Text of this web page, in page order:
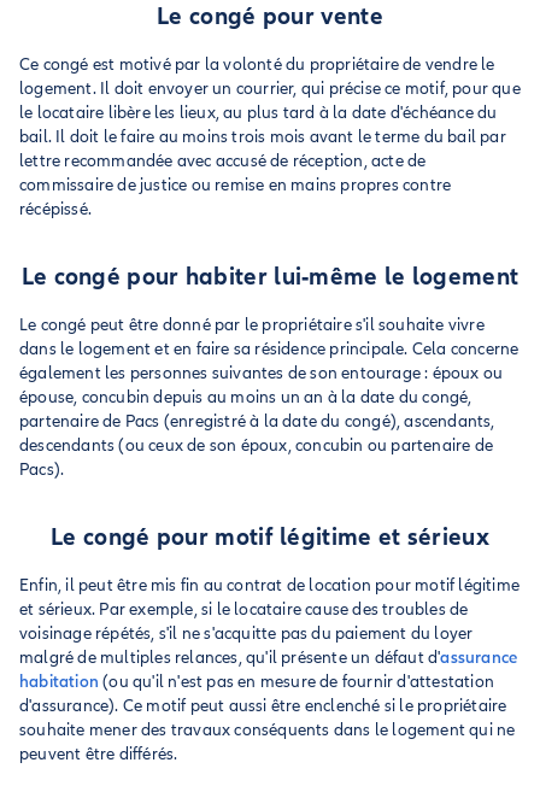
Le congé pour vente
Ce congé est motivé par la volonté du propriétaire de vendre le
logement. Il doit envoyer un courrier, qui précise ce motif, pour que
le locataire libère les lieux, au plus tard à la date d'échéance du
bail. Il doit le faire au moins trois mois avant le terme du bail par
lettre recommandée avec accusé de réception, acte de
commissaire de justice ou remise en mains propres contre
récépissé.
Le congé pour habiter lui-même le logement
Le congé peut être donné par le propriétaire s'il souhaite vivre
dans le logement et en faire sa résidence principale. Cela concerne
également les personnes suivantes de son entourage : époux ou
épouse, concubin depuis au moins un an à la date du congé,
partenaire de Pacs (enregistré à la date du congé), ascendants,
descendants (ou ceux de son époux, concubin ou partenaire de
Pacs).
Le congé pour motif légitime et sérieux
Enfin, il peut être mis fin au contrat de location pour motif légitime
et sérieux. Par exemple, si le locataire cause des troubles de
voisinage répétés, s'il ne s'acquitte pas du paiement du loyer
malgré de multiples relances, qu'il présente un défaut d'assurance
habitation (ou qu'il n'est pas en mesure de fournir d'attestation
d'assurance). Ce motif peut aussi être enclenché si le propriétaire
souhaite mener des travaux conséquents dans le logement qui ne
peuvent être différés.